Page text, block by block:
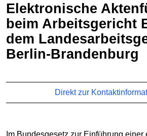
Elektronische Aktenführung
beim Arbeitsgericht
dem
Berlin-Brandenburg
Direkt zur
Im Bundesgesetz zur Einführung